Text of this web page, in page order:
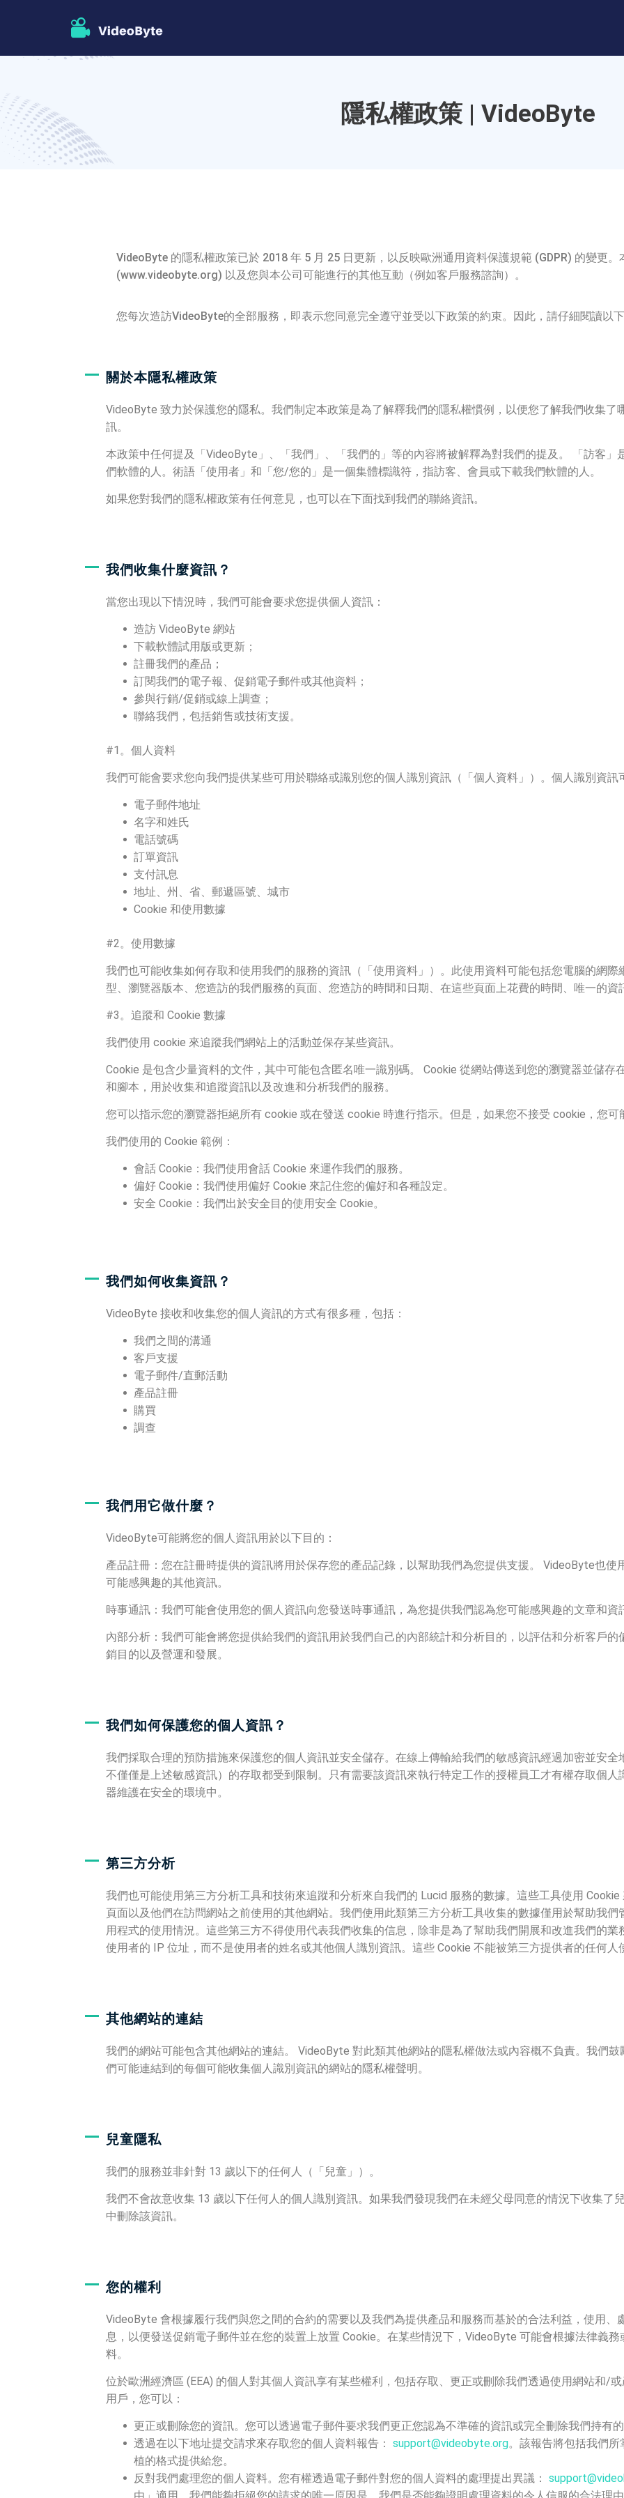
隱私權政策 | VideoByte
VideoByte 的隱私權政策已於 2018 年 5 月 25 日更新，以反映歐洲通用資料保護規範 (GDPR) 的變更
(www.videobyte.org) 以及您與本公司可能進行的其他互動（例如客戶服務諮詢）。
您每次造訪VideoByte的全部服務，即表示您同意完全遵守並受以下政策的約束。因此，請仔細閱讀以下
關於本隱私權政策
VideoByte 致力於保護您的隱私。我們制定本政策是為了解釋我們的隱私權慣例，以便您了解我們收集
訊。
本政策中任何提及「VideoByte」、「我們」、「我們的」等的內容將被解釋為對我們的提及。 「訪客
們軟體的人。術語「使用者」和「您/您的」是一個集體標識符，指訪客、會員或下載我們軟體的人。
如果您對我們的隱私權政策有任何意見，也可以在下面找到我們的聯絡資訊。
我們收集什麼資訊？
當您出現以下情況時，我們可能會要求您提供個人資訊：
造訪 VideoByte 網站
下載軟體試用版或更新；
註冊我們的產品；
訂閱我們的電子報、促銷電子郵件或其他資料；
參與行銷/促銷或線上調查；
聯絡我們，包括銷售或技術支援。
#1。個人資料
我們可能會要求您向我們提供某些可用於聯絡或識別您的個人識別資訊（「個人資料」）。個人識別資訊
電子郵件地址
名字和姓氏
電話號碼
訂單資訊
支付訊息
地址、州、省、郵遞區號、城市
Cookie 和使用數據
#2。使用數據
我們也可能收集如何存取和使用我們的服務的資訊（「使用資料」）。此使用資料可能包括您電腦的網
型、瀏覽器版本、您造訪的我們服務的頁面、您造訪的時間和日期、在這些頁面上花費的時間、唯一的資
#3。追蹤和 Cookie 數據
我們使用 cookie 來追蹤我們網站上的活動並保存某些資訊。
Cookie 是包含少量資料的文件，其中可能包含匿名唯一識別碼。 Cookie 從網站傳送到您的瀏覽器並儲
和腳本，用於收集和追蹤資訊以及改進和分析我們的服務。
您可以指示您的瀏覽器拒絕所有 cookie 或在發送 cookie 時進行指示。但是，如果您不接受 cookie，您可
我們使用的 Cookie 範例：
會話 Cookie：我們使用會話 Cookie 來運作我們的服務。
偏好 Cookie：我們使用偏好 Cookie 來記住您的偏好和各種設定。
安全 Cookie：我們出於安全目的使用安全 Cookie。
我們如何收集資訊？
VideoByte 接收和收集您的個人資訊的方式有很多種，包括：
我們之間的溝通
客戶支援
電子郵件/直郵活動
產品註冊
購買
調查
我們用它做什麼？
VideoByte可能將您的個人資訊用於以下目的：
產品註冊：您在註冊時提供的資訊將用於保存您的產品記錄，以幫助我們為您提供支援。 VideoByte也
可能感興趣的其他資訊。
時事通訊：我們可能會使用您的個人資訊向您發送時事通訊，為您提供我們認為您可能感興趣的文章和資
內部分析：我們可能會將您提供給我們的資訊用於我們自己的內部統計和分析目的，以評估和分析客戶
銷目的以及營運和發展。
我們如何保護您的個人資訊？
我們採取合理的預防措施來保護您的個人資訊並安全儲存。在線上傳輸給我們的敏感資訊經過加密並安
不僅僅是上述敏感資訊）的存取都受到限制。只有需要該資訊來執行特定工作的授權員工才有權存取個
器維護在安全的環境中。
第三方分析
我們也可能使用第三方分析工具和技術來追蹤和分析來自我們的 Lucid 服務的數據。這些工具使用
頁面以及他們在訪問網站之前使用的其他網站。我們使用此類第三方分析工具收集的數據僅用於幫助我
用程式的使用情況。這些第三方不得使用代表我們收集的信息，除非是為了幫助我們開展和改進我們的
使用者的 IP 位址，而不是使用者的姓名或其他個人識別資訊。這些 Cookie 不能被第三方提供者的任何人
其他網站的連結
我們的網站可能包含其他網站的連結。 VideoByte 對此類其他網站的隱私權做法或內容概不負責。我們
們可能連結到的每個可能收集個人識別資訊的網站的隱私權聲明。
兒童隱私
我們的服務並非針對 13 歲以下的任何人（「兒童」）。
我們不會故意收集 13 歲以下任何人的個人識別資訊。如果我們發現我們在未經父母同意的情況下收集了
中刪除該資訊。
您的權利
VideoByte 會根據履行我們與您之間的合約的需要以及我們為提供產品和服務而基於的合法利益，使用
息，以便發送促銷電子郵件並在您的裝置上放置 Cookie。在某些情況下，VideoByte 可能會根據法律義
料。
位於歐洲經濟區 (EEA) 的個人對其個人資訊享有某些權利，包括存取、更正或刪除我們透過使用網站和/
用戶，您可以：
更正或刪除您的資訊。您可以透過電子郵件要求我們更正您認為不準確的資訊或完全刪除我們持有
透過在以下地址提交請求來存取您的個人資料報告： support@videobyte.org。該報告將包括我們
植的格式提供給您。
反對我們處理您的個人資料。您有權透過電子郵件對您的個人資料的處理提出異議：